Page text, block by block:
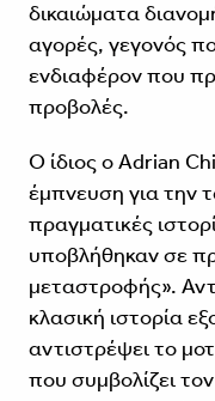
δικαιώματα
αγορές, γεγονός
ενδιαφέρον που
προβολές.
Ο ίδιος ο Adrian
έμπνευση για την
πραγματικές
υποβλήθηκαν σε
μεταστροφής».
κλασική ιστορία
αντιστρέψει το
που συμβολίζει